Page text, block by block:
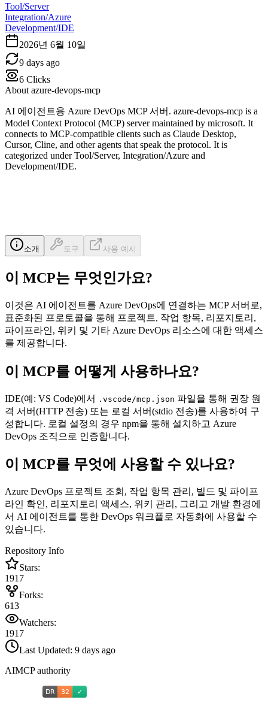
Tool/Server
Integration/Azure
Development/IDE
2026년 6월 10일
9 days ago
6 Clicks
About azure-devops-mcp
AI 에이전트용 Azure DevOps MCP 서버. azure-devops-mcp is a
Model Context Protocol (MCP) server maintained by microsoft. It
connects to MCP-compatible clients such as Claude Desktop,
Cursor, Cline, and other agents that speak the protocol. It is
categorized under Tool/Server, Integration/Azure and
Development/IDE.
소개 도구 사용 예시
이 MCP는 무엇인가요?
이것은 AI 에이전트를 Azure DevOps에 연결하는 MCP 서버로,
표준화된 프로토콜을 통해 프로젝트, 작업 항목, 리포지토리,
파이프라인, 위키 및 기타 Azure DevOps 리소스에 대한 액세스
를 제공합니다.
이 MCP를 어떻게 사용하나요?
IDE(예: VS Code)에서 .vscode/mcp.json 파일을 통해 권장 원
격 서버(HTTP 전송) 또는 로컬 서버(stdio 전송)를 사용하여 구
성합니다. 로컬 설정의 경우 npm을 통해 설치하고 Azure
DevOps 조직으로 인증합니다.
이 MCP를 무엇에 사용할 수 있나요?
Azure DevOps 프로젝트 조회, 작업 항목 관리, 빌드 및 파이프
라인 확인, 리포지토리 액세스, 위키 관리, 그리고 개발 환경에
서 AI 에이전트를 통한 DevOps 워크플로 자동화에 사용할 수
있습니다.
Repository Info
Stars:
1917
Forks:
613
Watchers:
1917
Last Updated: 9 days ago
AIMCP authority